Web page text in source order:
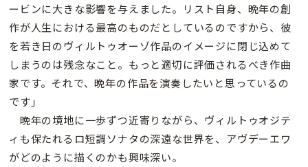
ービンに大きな影響を与えました。リスト自身、晩年の創
作が人生における最高のものだとしているのですから、彼
を若き日のヴィルトゥオーゾ作品のイメージに閉じ込めて
しまうのは残念なこと。もっと適切に評価されるべき作曲
家です。それで、晩年の作品を演奏したいと思っているの
です」
晩年の境地に一歩ずつ近寄りながら、ヴィルトゥオジテ
ィも保たれるロ短調ソナタの深遠な世界を、アヴデーエワ
がどのように描くのかも興味深い。